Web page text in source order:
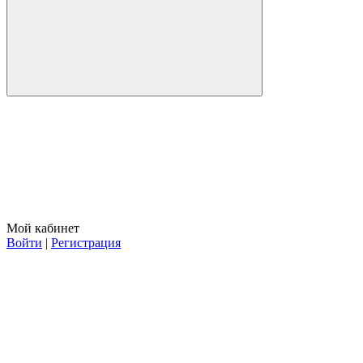
Мой кабинет
Войти | Регистрация